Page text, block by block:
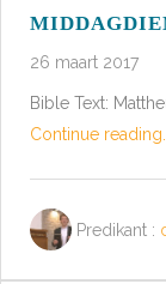
26 maart 2017
Bible Text:
Continue reading...
Predikant :